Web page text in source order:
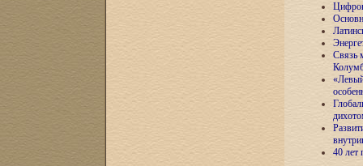
Связь
40 лет